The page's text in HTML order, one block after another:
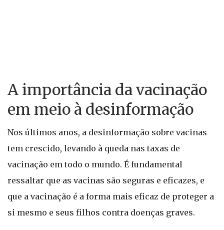
A importância da vacinação
em meio à desinformação
Nos últimos anos, a desinformação sobre vacinas
tem crescido, levando à queda nas taxas de
vacinação em todo o mundo. É fundamental
ressaltar que as vacinas são seguras e eficazes, e
que a vacinação é a forma mais eficaz de proteger a
si mesmo e seus filhos contra doenças graves.